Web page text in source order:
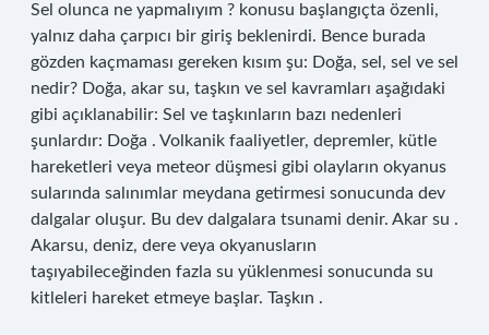
Sel olunca ne yapmalıyım ? konusu başlangıçta özenli,
yalnız daha çarpıcı bir giriş beklenirdi. Bence burada
gözden kaçmaması gereken kısım şu: Doğa, sel, sel ve sel
nedir? Doğa, akar su, taşkın ve sel kavramları aşağıdaki
gibi açıklanabilir: Sel ve taşkınların bazı nedenleri
şunlardır: Doğa . Volkanik faaliyetler, depremler, kütle
hareketleri veya meteor düşmesi gibi olayların okyanus
sularında salınımlar meydana getirmesi sonucunda dev
dalgalar oluşur. Bu dev dalgalara tsunami denir. Akar su .
Akarsu, deniz, dere veya okyanusların
taşıyabileceğinden fazla su yüklenmesi sonucunda su
kitleleri hareket etmeye başlar. Taşkın .